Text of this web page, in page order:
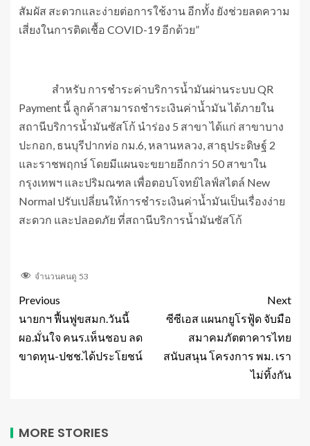
สัมผัส สะดวกและง่ายต่อการใช้งาน อีกทั้ง ยังช่วยลดความ
เสี่ยงในการติดเชื้อ COVID-19 อีกด้วย”
สำหรับ การชำระค่าบริการน้ำมันผ่านระบบ QR
Payment นี้ ลูกค้าสามารถชำระเงินค่าน้ำมัน ได้ภายใน
สถานีบริการน้ำมันซัสโก้ นำร่อง 5 สาขา ได้แก่ สาขาบาง
ปะกอก, ธนบุรีปากท่อ กม.6, หลานหลวง, สาธุประดิษฐ์ 2
และราชพฤกษ์ โดยมีแผนจะขยายอีกกว่า 50 สาขาใน
กรุงเทพฯ และปริมณฑล เพื่อตอบโจทย์ไลฟ์สไตล์ New
Normal ปรับเปลี่ยนให้การชำระเงินค่าน้ำมันเป็นเรื่องง่าย
สะดวก และปลอดภัย ที่สถานีบริการน้ำมันซัสโก้
จำนวนคนดู 53
Previous
นายกฯ ฟื้นฟูขสมก.วันนี้
ผอ.มั่นใจ คนร.เห็นชอบ ลด
ขาดทุน-ปชช.ได้ประโยชน์
Next
ซีซีเอส แผนกยูโรฟู้ด จับมือ
สมาคมภัตตาคารไทย
สนับสนุน โครงการ พม. เรา
ไม่ทิ้งกัน
MORE STORIES